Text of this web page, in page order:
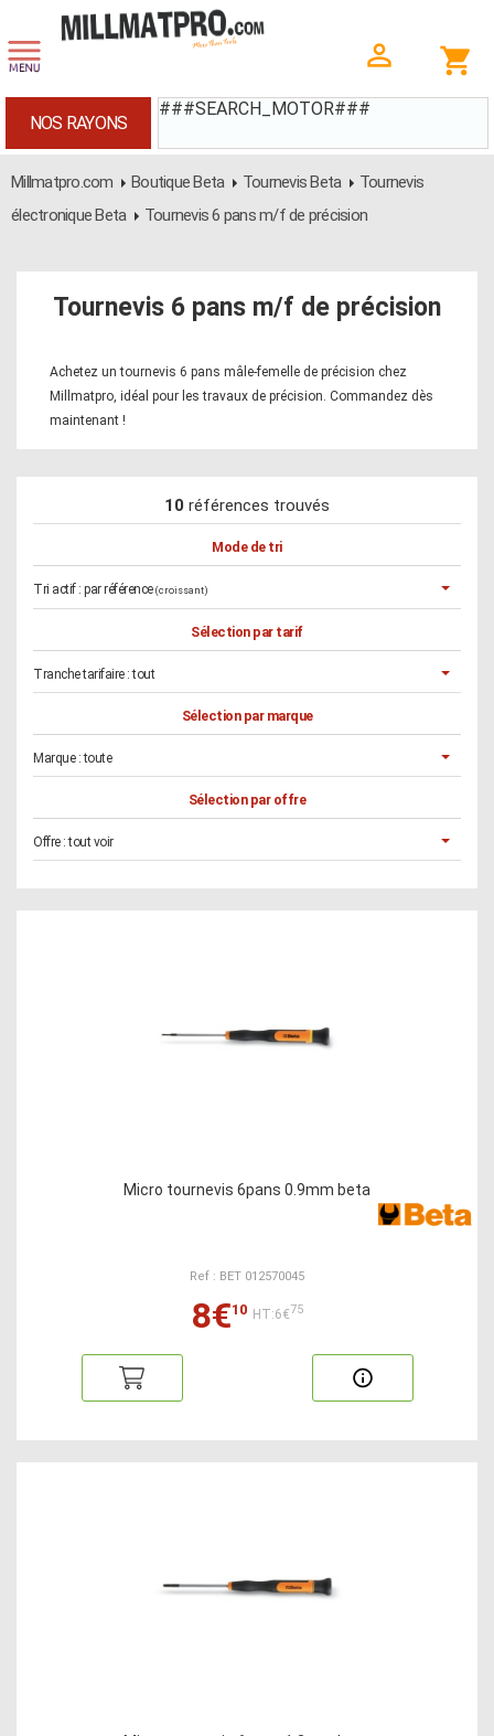
###SEARCH_MOTOR###
NOS RAYONS
Millmatpro.com Boutique Beta Tournevis Beta
Tournevis
électronique Beta
Tournevis 6 pans m/f de précision
Tournevis 6 pans m/f de précision
Achetez un tournevis 6 pans mâle-femelle de précision chez
Millmatpro, idéal pour les travaux de précision. Commandez dès
maintenant !
10 références trouvés
Mode de tri
Tri actif : par référence (croissant)
Sélection par tarif
Tranche tarifaire :tout
Sélection par marque
Marque :toute
Sélection par offre
Offre :tout voir
Micro tournevis 6pans 0.9mm beta
Ref : BET 012570045
8€10 HT:6€75